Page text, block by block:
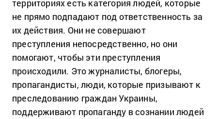
территориях есть категория людей, которые
не прямо подпадают под ответственность за
их действия. Они не совершают
преступления непосредственно, но они
помогают, чтобы эти преступления
происходили. Это журналисты, блогеры,
пропагандисты, люди, которые призывают к
преследованию граждан Украины,
поддерживают пропаганду в сознании людей